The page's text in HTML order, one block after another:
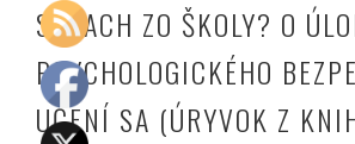
STRACH ZO ŠKOLY? O
PSYCHOLOGICKÉHO
UČENÍ SA (ÚRYVOK Z